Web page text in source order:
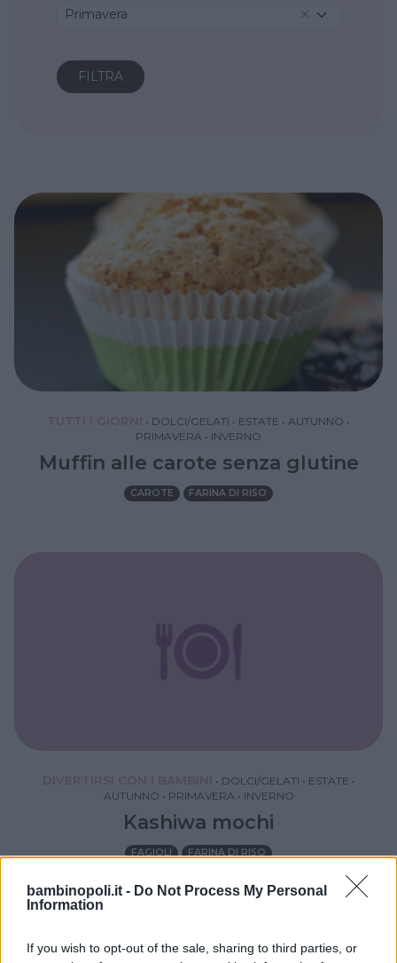
bambinopoli.it - Do Not Process My Personal
Information
If you wish to opt-out of the sale, sharing to third parties, or
Primavera
• DOLCI/GELATI • ESTATE • AUTUNNO •
PRIMAVERA • INVERNO
Muffin alle carote senza glutine
CAROTE FARINA DI RISO
• DOLCI/GELATI • ESTATE •
AUTUNNO • PRIMAVERA • INVERNO
Kashiwa mochi
FAGIOLI FARINA DI RISO